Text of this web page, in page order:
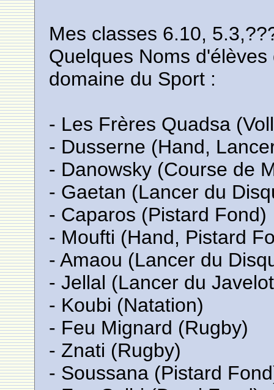
Mes classes 6.10,
Quelques Noms
domaine du Sport :
- Les Frères Quadsa
- Dusserne (Hand,
- Danowsky (Course de
- Gaetan (Lancer du
- Caparos (Pistard Fond)
- Moufti (Hand, Pistard
- Amaou (Lancer du
- Jellal (Lancer du
- Koubi (Natation)
- Feu Mignard (Rugby)
- Znati (Rugby)
- Soussana (Pistard